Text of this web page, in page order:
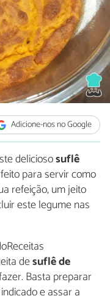
Adicione-nos no Google
deliciososuflê
para servir como
refeição, um jeito
este legume nas
desuflê de
Basta preparar